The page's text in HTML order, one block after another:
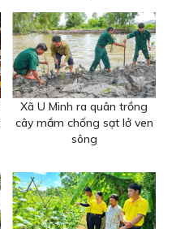
Xã U Minh ra quân trồng
cây mắm chống sạt lở ven
sông